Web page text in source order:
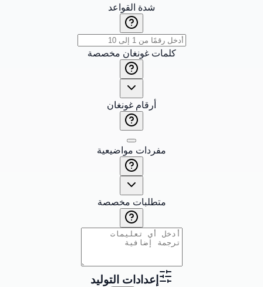
شدة القواعد
كلمات غونغان مخصصة
أرقام غونغان
مفردات مواضيعية
متطلبات مخصصة
إعدادات التوليد